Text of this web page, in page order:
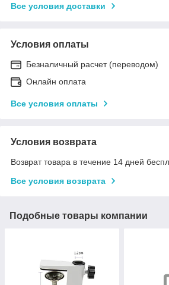
Все условия доставки
Условия оплаты
Безналичный расчет (переводом)
Онлайн оплата
Все условия оплаты
Условия возврата
Возврат товара в течение 14 дней
Все условия возврата
Подобные товары компании